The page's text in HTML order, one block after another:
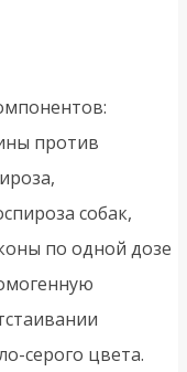
против
собак,
по одной дозе
серого цвета.